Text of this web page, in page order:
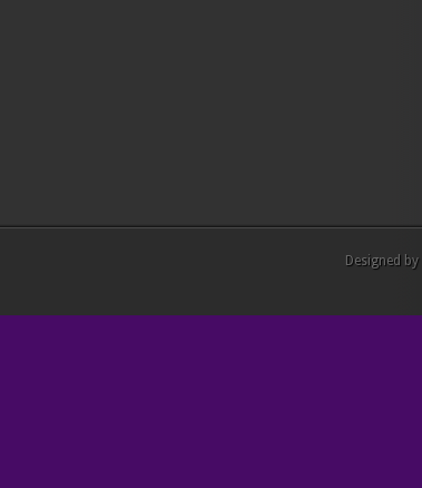
Designed by